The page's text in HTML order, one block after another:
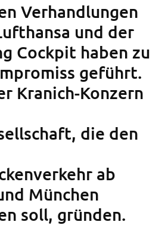
Verhandlungen
und der
Cockpit haben zu
geführt.
Kranich-Konzern
die den
ab
München
soll, gründen.